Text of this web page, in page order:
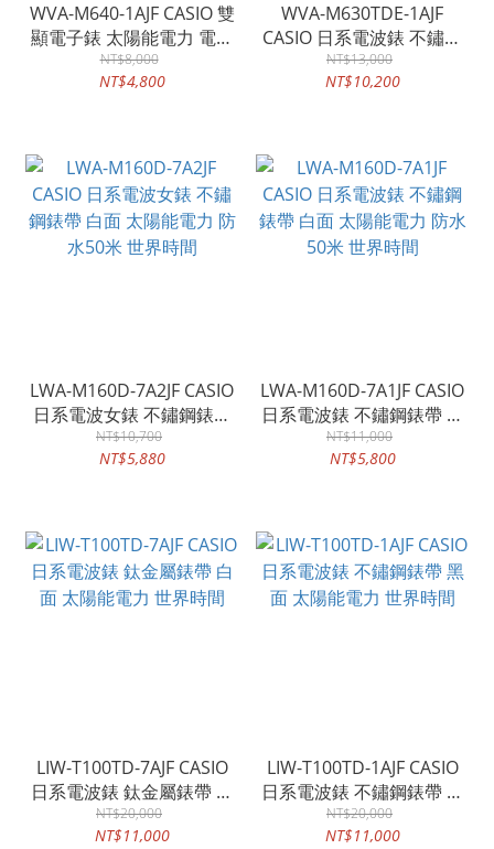
WVA-M640-1AJF CASIO 雙
顯電子錶 太陽能電力 電波
多國語言顯示 日本版
NT$8,000
NT$4,800
WVA-M630TDE-1AJF
CASIO 日系電波錶 不鏽鋼
錶帶 黑面 太陽能電力 世界
時間
NT$13,000
NT$10,200
LWA-M160D-7A2JF CASIO
日系電波女錶 不鏽鋼錶帶
白面 太陽能電力 防水50米
世界時間
NT$10,700
NT$5,880
LWA-M160D-7A1JF CASIO
日系電波錶 不鏽鋼錶帶 白
面 太陽能電力 防水50米 世
界時間
NT$11,000
NT$5,800
LIW-T100TD-7AJF CASIO
日系電波錶 鈦金屬錶帶 白
面 太陽能電力 世界時間
NT$20,000
NT$11,000
LIW-T100TD-1AJF CASIO
日系電波錶 不鏽鋼錶帶 黑
面 太陽能電力 世界時間
NT$20,000
NT$11,000